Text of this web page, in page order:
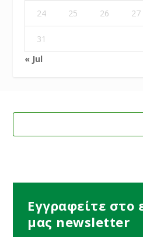
24 25 26 27
31
« Jul
Εγγραφείτε στο
μας newsletter